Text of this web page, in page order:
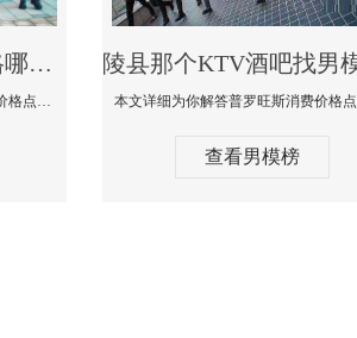
陵县KTV男模小费价格哪家便宜-宝马会KTV消费口碑点评
本文详细为你解答宝马会KTV消费价格点评，更多关于KTV男模小费价格哪家便宜免费咨询1333 867 6881微信同步！
查看男模榜